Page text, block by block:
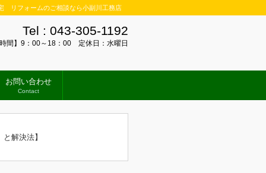
フォームのご相談なら小副川工務店
Tel : 043-305-1192
間】9：00～18：00 定休日：水曜日
お問い合わせ
Contact
解決法】